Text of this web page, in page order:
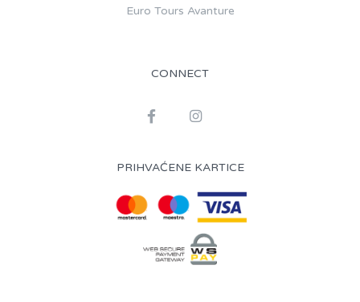
Euro Tours Avanture
CONNECT
PRIHVAĆENE KARTICE